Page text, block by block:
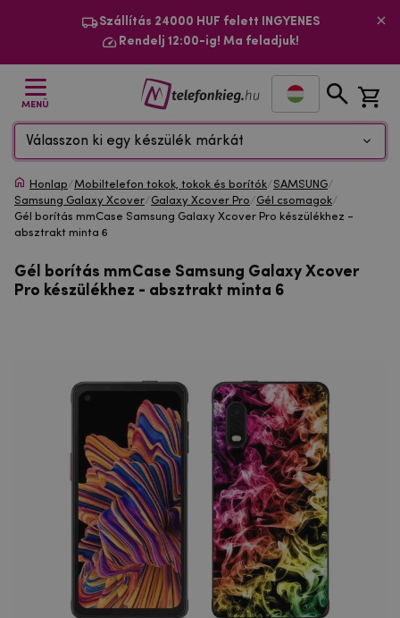
Szállítás 24000 HUF felett INGYENES
Rendelj 12:00-ig! Ma feladjuk!
MENÜ
Válasszon ki egy készülék márkát
Honlap/Mobiltelefon tokok, tokok és borítók/SAMSUNG/
Samsung Galaxy Xcover/Galaxy Xcover Pro/Gél csomagok/
Gél borítás mmCase Samsung Galaxy Xcover Pro készülékhez -
absztrakt minta 6
Gél borítás mmCase Samsung Galaxy Xcover
Pro készülékhez - absztrakt minta 6